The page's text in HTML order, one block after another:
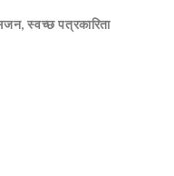
स्वच्छ पत्रकारिता